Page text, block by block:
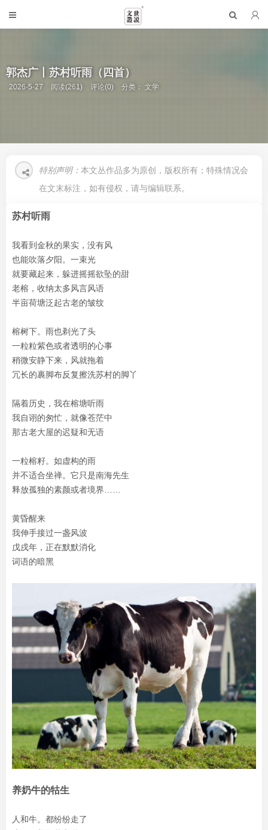
郭杰广丨苏村听雨（四首）
2026-5-27 阅读(261) 评论(0) 分类：文学
特别声明： 本文丛作品多为原创，版权所有；特殊情况会
在文末标注，如有侵权，请与编辑联系。
苏村听雨
我看到金秋的果实，没有风
也能吹落夕阳。一束光
就要藏起来，躲进摇摇欲坠的甜
老榕，收纳太多风言风语
半亩荷塘泛起古老的皱纹
榕树下。雨也剃光了头
一粒粒紫色或者透明的心事
稍微安静下来，风就拖着
冗长的裹脚布反复擦洗苏村的脚丫
隔着历史，我在榕塘听雨
我自诩的匆忙，就像苍茫中
那古老大屋的迟疑和无语
一粒榕籽。如虚构的雨
并不适合坐禅。它只是南海先生
释放孤独的素颜或者境界……
黄昏醒来
我伸手接过一盏风波
戊戌年，正在默默消化
词语的暗黑
养奶牛的牯生
人和牛。都纷纷走了